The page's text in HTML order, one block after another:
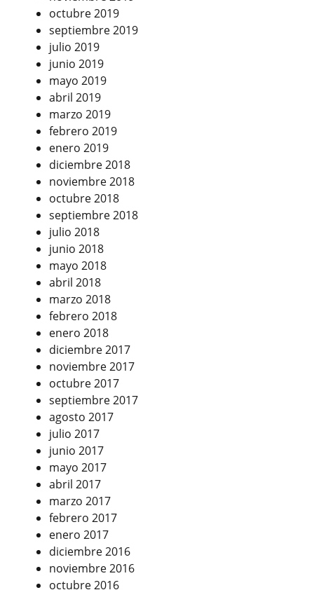
octubre 2019
septiembre 2019
julio 2019
junio 2019
mayo 2019
abril 2019
marzo 2019
febrero 2019
enero 2019
diciembre 2018
noviembre 2018
octubre 2018
septiembre 2018
julio 2018
junio 2018
mayo 2018
abril 2018
marzo 2018
febrero 2018
enero 2018
diciembre 2017
noviembre 2017
octubre 2017
septiembre 2017
agosto 2017
julio 2017
junio 2017
mayo 2017
abril 2017
marzo 2017
febrero 2017
enero 2017
diciembre 2016
noviembre 2016
octubre 2016